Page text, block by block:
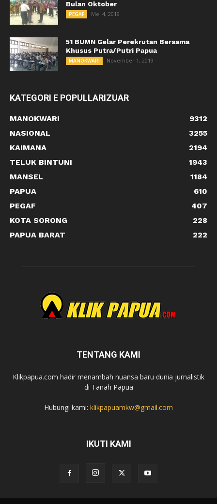
Bulan Oktober
PEGAF Mei 4, 2019
51 BUMN Gelar Perekrutan Bersama
Khusus Putra/Putri Papua
MANOKWARI November 1, 2019
KATEGORI E POPULLARIZUAR
MANOKWARI
9312
NASIONAL
3255
KAIMANA
2194
TELUK BINTUNI
1943
MANSEL
1184
PAPUA
610
PEGAF
407
KOTA SORONG
228
PAPUA BARAT
222
TENTANG KAMI
Klikpapua.com hadir menambah nuansa baru dunia jurnalistik
di Tanah Papua
Hubungi kami: klikpapuamkw@gmail.com
IKUTI KAMI